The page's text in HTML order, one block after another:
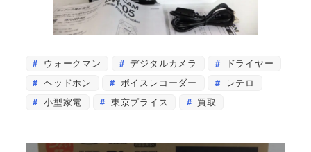
ウォークマン デジタルカメラ
ドライヤー
ヘッドホン
ボイスレコーダー
レテロ
小型家電
東京プライス 買取